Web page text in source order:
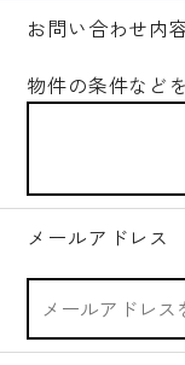
お問い合わせ内
物件の条件など
メールアドレス